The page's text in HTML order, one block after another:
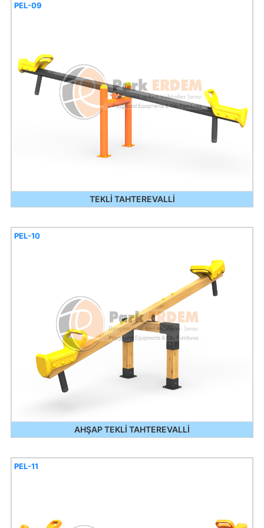
TEKLİ TAHTEREVALLİ
PEL-09
AHŞAP TEKLİ TAHTEREVALLİ
PEL-10
PEL-11